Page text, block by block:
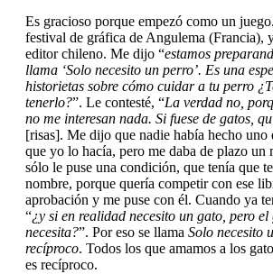
Es gracioso porque empezó como un
festival de gráfica de Angulema (Francia),
editor chileno. Me dijo “estamos
llama ‘Solo necesito un perro’. Es una
historietas sobre cómo cuidar a tu perro
tenerlo?”. Le contesté, “La verdad no,
no me interesan nada. Si fuese de gatos,
[risas]. Me dijo que nadie había hecho uno
que yo lo hacía, pero me daba de plazo un
sólo le puse una condición, que tenía que
nombre, porque quería competir con ese
aprobación y me puse con él. Cuando ya
“¿y si en realidad necesito un gato, pero el
necesita?”. Por eso se llama Solo necesito
recíproco. Todos los que amamos a los
es recíproco.